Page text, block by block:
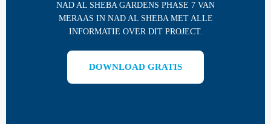
NAD AL SHEBA GARDENS PHASE 7 VAN
MERAAS IN NAD AL SHEBA MET ALLE
INFORMATIE OVER DIT PROJECT.
DOWNLOAD GRATIS